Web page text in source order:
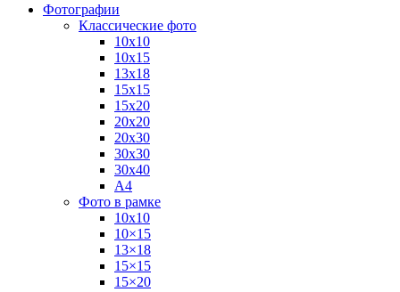
Фотографии
Классические фото
10х10
10х15
13х18
15х15
15х20
20х20
20х30
30х30
30х40
А4
Фото в рамке
10х10
10×15
13×18
15×15
15×20